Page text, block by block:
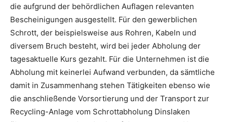
die aufgrund der behördlichen Auflagen relevanten
Bescheinigungen ausgestellt. Für den gewerblichen
Schrott, der beispielsweise aus Rohren, Kabeln und
diversem Bruch besteht, wird bei jeder Abholung der
tagesaktuelle Kurs gezahlt. Für die Unternehmen ist die
Abholung mit keinerlei Aufwand verbunden, da sämtliche
damit in Zusammenhang stehen Tätigkeiten ebenso wie
die anschließende Vorsortierung und der Transport zur
Recycling-Anlage vom Schrottabholung Dinslaken